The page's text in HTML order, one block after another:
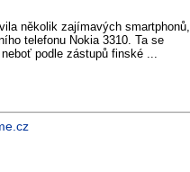
několik zajímavých smartphonů,
telefonu Nokia 3310. Ta se
podle zástupů finské ...